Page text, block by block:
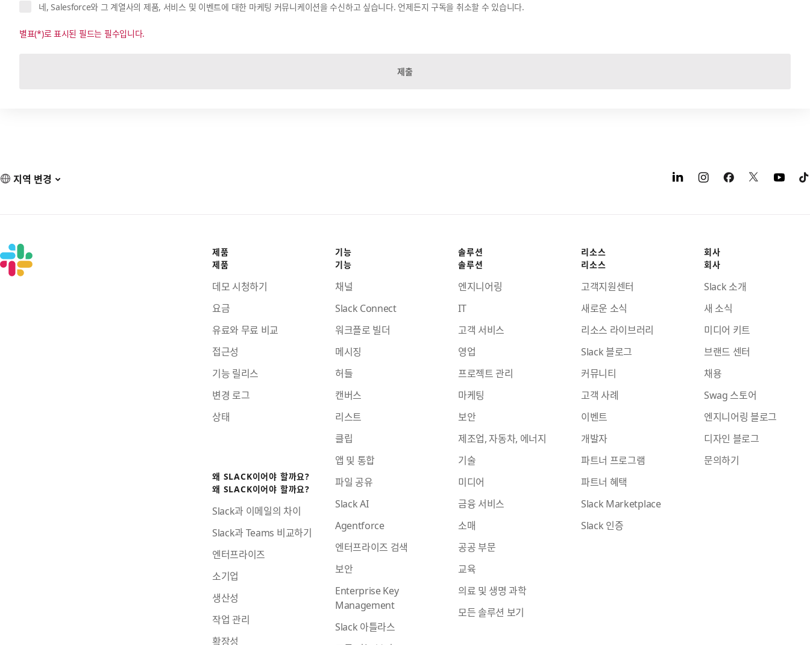
네, Salesforce와 그 계열사의 제품, 서비스 및 이벤트에 대한 마케팅 커뮤니케이션을 수신하고 싶습니다. 언제든지 구독을 취소할 수 있습니다.
별표(*)로 표시된 필드는 필수입니다.
제출
지역 변경
제품
제품
데모 시청하기
요금
유료와 무료 비교
접근성
기능 릴리스
변경 로그
상태
왜 SLACK이어야 할까요?
왜 SLACK이어야 할까요?
Slack과 이메일의 차이
Slack과 Teams 비교하기
엔터프라이즈
소기업
생산성
작업 관리
확장성
기능
기능
채널
Slack Connect
워크플로 빌더
메시징
허들
캔버스
리스트
클립
앱 및 통합
파일 공유
Slack AI
Agentforce
엔터프라이즈 검색
보안
Enterprise Key
Management
Slack 아틀라스
솔루션
솔루션
엔지니어링
IT
고객 서비스
영업
프로젝트 관리
마케팅
보안
제조업, 자동차, 에너지
기술
미디어
금융 서비스
소매
공공 부문
교육
의료 및 생명 과학
모든 솔루션 보기
리소스
리소스
고객지원센터
새로운 소식
리소스 라이브러리
Slack 블로그
커뮤니티
고객 사례
이벤트
개발자
파트너 프로그램
파트너 혜택
Slack Marketplace
Slack 인증
회사
회사
Slack 소개
새 소식
미디어 키트
브랜드 센터
채용
Swag 스토어
엔지니어링 블로그
디자인 블로그
문의하기